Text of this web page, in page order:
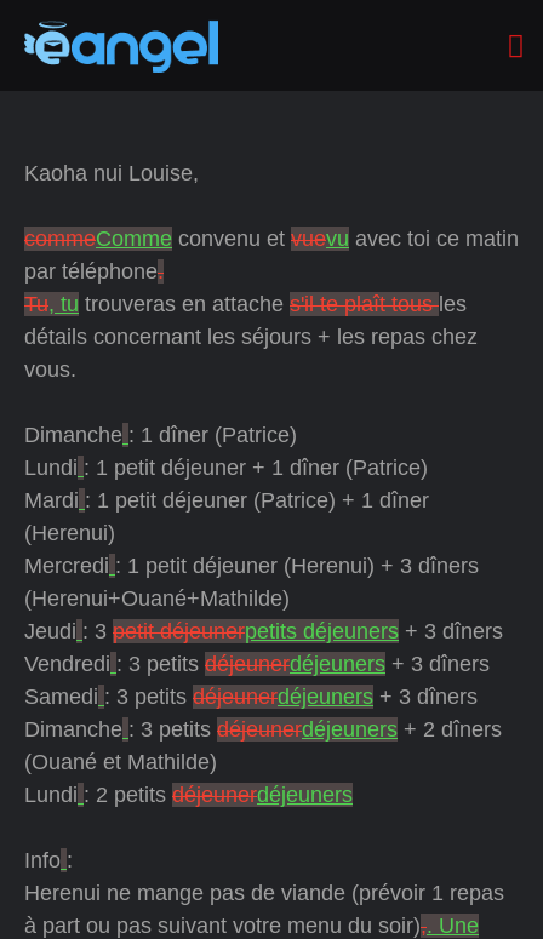
Kaoha nui Louise,
commeComme convenu et vuevu avec toi ce matin
par téléphone.
Tu, tu trouveras en attache s'il te plaît tous les
détails concernant les séjours + les repas chez
vous.
Dimanche : 1 dîner (Patrice)
Lundi : 1 petit déjeuner + 1 dîner (Patrice)
Mardi : 1 petit déjeuner (Patrice) + 1 dîner
(Herenui)
Mercredi : 1 petit déjeuner (Herenui) + 3 dîners
(Herenui+Ouané+Mathilde)
Jeudi : 3 petit déjeunerpetits déjeuners + 3 dîners
Vendredi : 3 petits déjeunerdéjeuners + 3 dîners
Samedi : 3 petits déjeunerdéjeuners + 3 dîners
Dimanche : 3 petits déjeunerdéjeuners + 2 dîners
(Ouané et Mathilde)
Lundi : 2 petits déjeunerdéjeuners
Info :
Herenui ne mange pas de viande (prévoir 1 repas
à part ou pas suivant votre menu du soir),. Une